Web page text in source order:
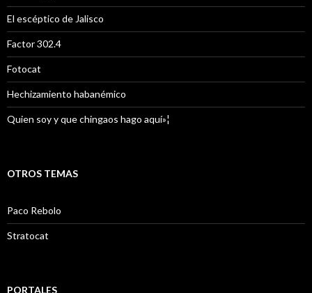
El escéptico de Jalisco
Factor 302.4
Fotocat
Hechizamiento habanémico
Quien soy y que chingaos hago aquí»¦
OTROS TEMAS
Paco Rebolo
Stratocat
PORTALES